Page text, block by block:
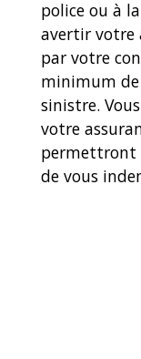
police ou à
avertir votre
par votre
minimum
sinistre.
votre
permettront
de vous